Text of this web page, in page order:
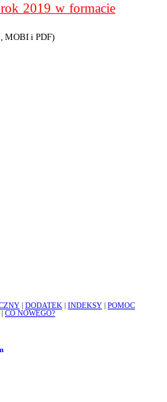
2019 w formacie
MOBI i PDF)
DODATEK INDEKSY
POMOC
CO NOWEGO?